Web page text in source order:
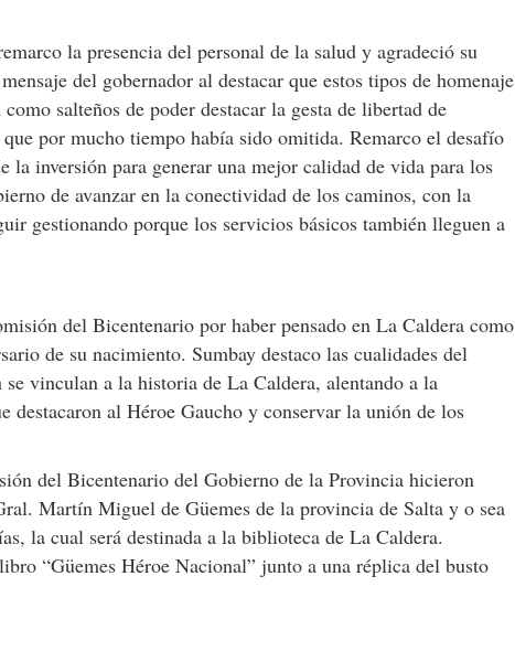
la presencia del personal de la salud y agradeció su
del gobernador al destacar que estos tipos de homenaje
salteños de poder destacar la gesta de libertad de
por mucho tiempo había sido omitida. Remarco el desafío
la inversión para generar una mejor calidad de vida para los
de avanzar en la conectividad de los caminos, con la
gestionando porque los servicios básicos también lleguen a
del Bicentenario por haber pensado en La Caldera como
de su nacimiento. Sumbay destaco las cualidades del
vinculan a la historia de La Caldera, alentando a la
destacaron al Héroe Gaucho y conservar la unión de los
del Bicentenario del Gobierno de la Provincia hicieron
Martín Miguel de Güemes de la provincia de Salta y o sea
la cual será destinada a la biblioteca de La Caldera.
“Güemes Héroe Nacional” junto a una réplica del busto